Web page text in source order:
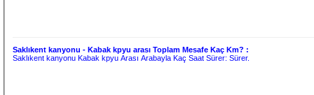
Saklıkent kanyonu - Kabak kpyu arası Toplam Mesafe Kaç Km? :
Saklıkent kanyonu Kabak kpyu Arası Arabayla Kaç Saat Sürer:Sürer.